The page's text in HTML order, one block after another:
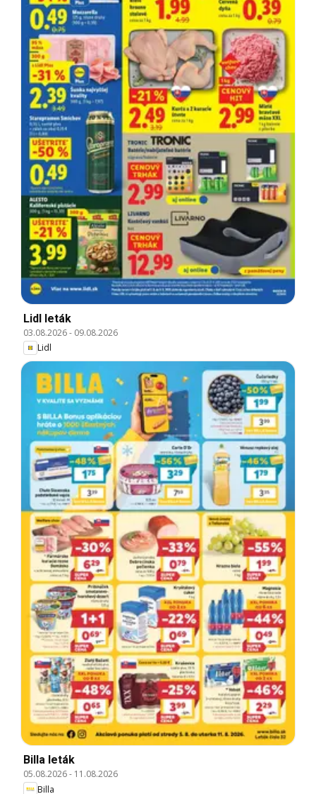
Lidl leták
03.08.2026- 09.08.2026
Lidl
Billa leták
05.08.2026- 11.08.2026
Billa